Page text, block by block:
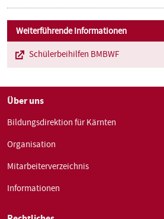
Weiterführende Informationen
Schülerbeihilfen BMBWF
Über uns
Bildungsdirektion für Kärnten
Organisation
Mitarbeiterverzeichnis
Informationen